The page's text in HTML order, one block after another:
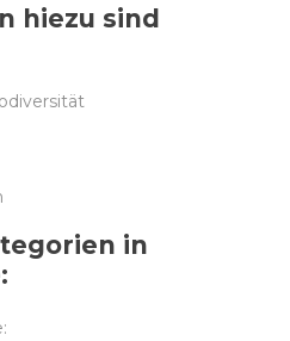
hiezu sind
in